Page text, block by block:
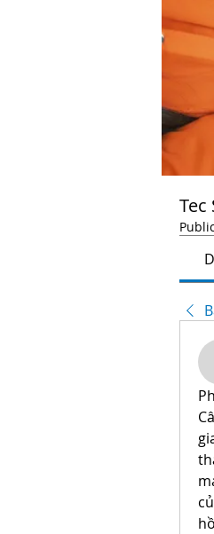
Tec
Public